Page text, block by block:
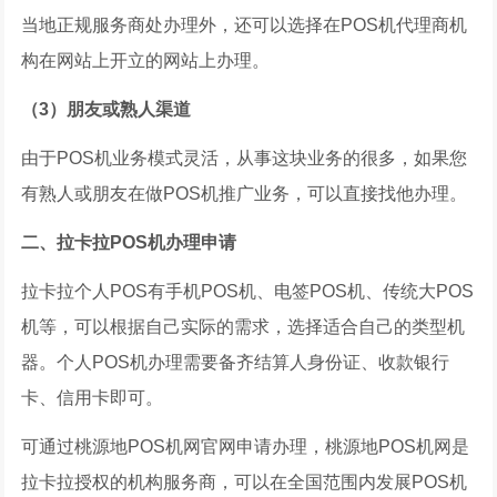
当地正规服务商处办理外，还可以选择在POS机代理商机
构在网站上开立的网站上办理。
（3）朋友或熟人渠道
由于POS机业务模式灵活，从事这块业务的很多，如果您
有熟人或朋友在做POS机推广业务，可以直接找他办理。
二、拉卡拉POS机办理申请
拉卡拉个人POS有手机POS机、电签POS机、传统大POS
机等，可以根据自己实际的需求，选择适合自己的类型机
器。个人POS机办理需要备齐结算人身份证、收款银行
卡、信用卡即可。
可通过桃源地POS机网官网申请办理，桃源地POS机网是
拉卡拉授权的机构服务商，可以在全国范围内发展POS机